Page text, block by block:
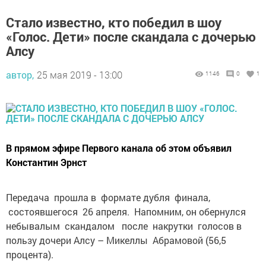
Стало известно, кто победил в шоу
«Голос. Дети» после скандала с дочерью
Алсу
автор, 25 мая 2019 - 13:00 1146 0 1
В прямом эфире Первого канала об этом объявил
Константин Эрнст
Передача прошла в формате дубля финала,
состоявшегося 26 апреля. Напомним, он обернулся
небывалым скандалом после накрутки голосов в
пользу дочери Алсу – Микеллы Абрамовой (56,5
процента).